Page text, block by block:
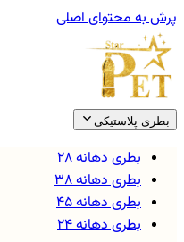
پرش به محتوای اصلی
بطری پلاستیکی
بطری دهانه ۲۸
بطری دهانه ۳۸
بطری دهانه ۴۵
بطری دهانه ۲۴